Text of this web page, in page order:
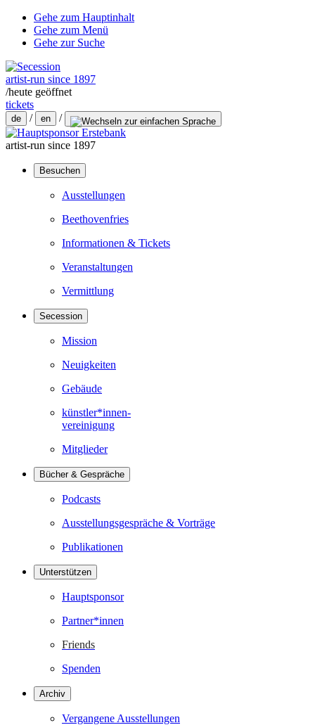
Gehe zum Hauptinhalt
Gehe zum Menü
Gehe zur Suche
artist-run since 1897
/heute geöffnet
tickets
de / en /
artist-run since 1897
Besuchen
Ausstellungen
Beethovenfries
Informationen & Tickets
Veranstaltungen
Vermittlung
Secession
Mission
Neuigkeiten
Gebäude
künstler*innen-
vereinigung
Mitglieder
Bücher & Gespräche
Podcasts
Ausstellungsgespräche & Vorträge
Publikationen
Unterstützen
Hauptsponsor
Partner*innen
Friends
Spenden
Archiv
Vergangene Ausstellungen